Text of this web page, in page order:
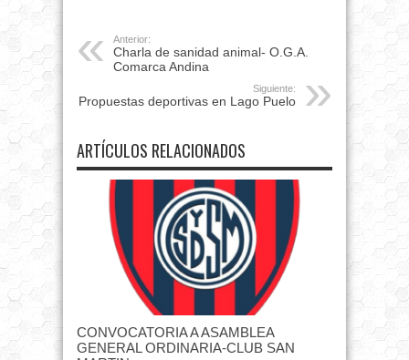
Anterior:
Charla de sanidad animal- O.G.A.
Comarca Andina
Siguiente:
Propuestas deportivas en Lago Puelo
ARTÍCULOS RELACIONADOS
CONVOCATORIA A ASAMBLEA
GENERAL ORDINARIA-CLUB SAN